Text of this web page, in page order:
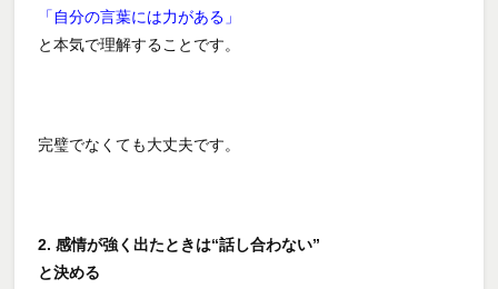
「自分の言葉には力がある」
と本気で理解することです。
完璧でなくても大丈夫です。
2. 感情が強く出たときは“話し合わない”
と決める